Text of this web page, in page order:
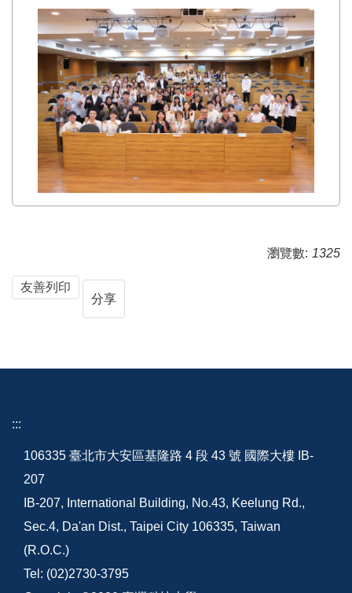
瀏覽數: 1325
友善列印
分享
:::
106335 臺北市大安區基隆路 4 段 43 號 國際大樓 IB-
207
IB-207, International Building, No.43, Keelung Rd.,
Sec.4, Da'an Dist., Taipei City 106335, Taiwan
(R.O.C.)
Tel: (02)2730-3795